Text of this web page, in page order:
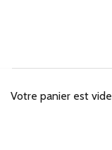
Votre panier est vide